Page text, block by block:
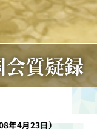
会質疑録
年4月23日）